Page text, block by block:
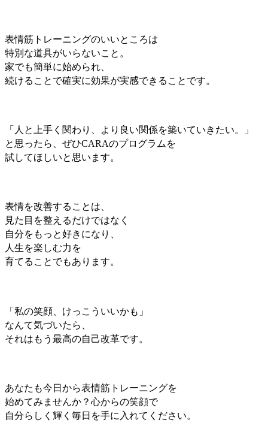
表情筋トレーニングのいいところは
特別な道具がいらないこと。
家でも簡単に始められ、
続けることで確実に効果が実感できることです。
「人と上手く関わり、より良い関係を築いていきたい。」
と思ったら、ぜひCARAのプログラムを
試してほしいと思います。
表情を改善することは、
見た目を整えるだけではなく
自分をもっと好きになり、
人生を楽しむ力を
育てることでもあります。
「私の笑顔、けっこういいかも」
なんて気づいたら、
それはもう最高の自己改革です。
あなたも今日から表情筋トレーニングを
始めてみませんか？心からの笑顔で
自分らしく輝く毎日を手に入れてください。